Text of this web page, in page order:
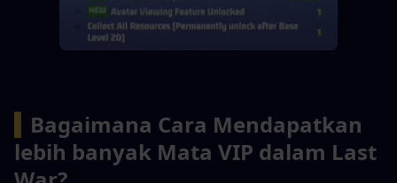
Bagaimana Cara Mendapatkan
lebih banyak Mata VIP dalam Last